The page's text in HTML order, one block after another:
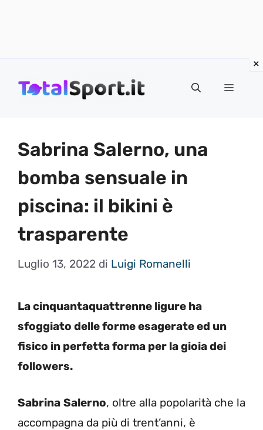
MENU
Sabrina Salerno, una
bomba sensuale in
piscina: il bikini è
trasparente
Luglio 13, 2022 di Luigi Romanelli
La cinquantaquattrenne ligure ha
sfoggiato delle forme esagerate ed un
fisico in perfetta forma per la gioia dei
followers.
Sabrina Salerno, oltre alla popolarità che la
accompagna da più di trent’anni, è